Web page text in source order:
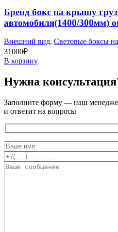
Бренд бокс на крышу
автомобиля(1400/300мм)
Внешний вид, Световые боксы
31000₽
В корзину
Нужна
Заполните форму — наш
и ответит на вопросы